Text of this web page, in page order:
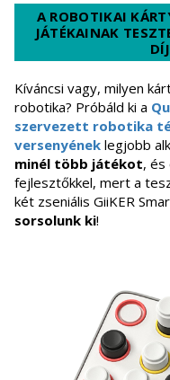
A ROBOTIKAI
JÁTÉKAINAK
Kíváncsi vagy, milyen
robotika? Próbáld ki a
szervezett robotika
versenyének legjobb
minél több játékot, és
fejlesztőkkel, mert a
két zseniális GiiKER
sorsolunk ki!